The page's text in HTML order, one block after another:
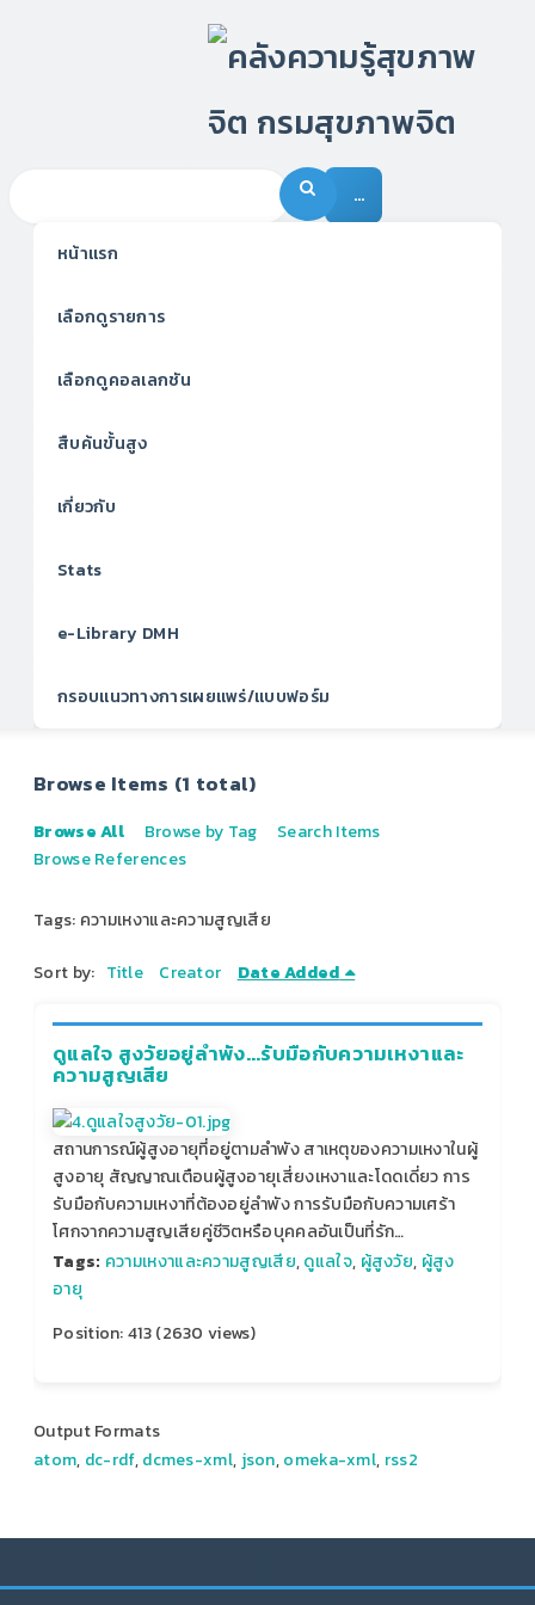
…
หน้าแรก
เลือกดูรายการ
เลือกดูคอลเลกชัน
สืบค้นขั้นสูง
เกี่ยวกับ
Stats
e-Library DMH
กรอบแนวทางการเผยแพร่/แบบฟอร์ม
Browse Items (1 total)
Browse All Browse by Tag
Search Items
Browse References
Tags: ความเหงาและความสูญเสีย
Sort by: Title Creator Date Added
ดูแลใจ สูงวัยอยู่ลำพัง...รับมือกับความเหงาและ
ความสูญเสีย
สถานการณ์ผู้สูงอายุที่อยู่ตามลำพัง สาเหตุของความเหงาในผู้
สูงอายุ สัญญาณเตือนผู้สูงอายุเสี่ยงเหงาและโดดเดี่ยว การ
รับมือกับความเหงาที่ต้องอยู่ลำพัง การรับมือกับความเศร้า
โศกจากความสูญเสียคู่ชีวิตหรือบุคคลอันเป็นที่รัก…
Tags: ความเหงาและความสูญเสีย,ดูแลใจ, ผู้สูงวัย, ผู้สูง
อายุ
Position:413(2630 views)
Output Formats
atom, dc-rdf,dcmes-xml, json,omeka-xml, rss2